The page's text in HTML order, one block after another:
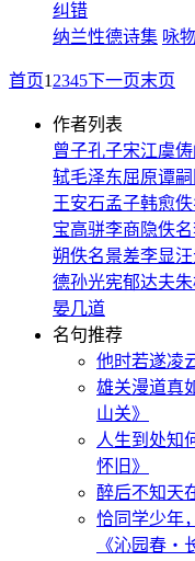
纠错
纳兰性德诗集 咏
首页1 2345下一页末页
作者列表
曾子孔子宋江虞俦
轼毛泽东屈原谭嗣
王安石孟子韩愈佚
宝高骈李商隐佚名
朔佚名景差李显
德孙光宪郁达夫
晏几道
名句推荐
他时若遂凌
雄关漫道真
山关》
人生到处知
怀旧》
醉后不知天
恰同学少年
《沁园春・